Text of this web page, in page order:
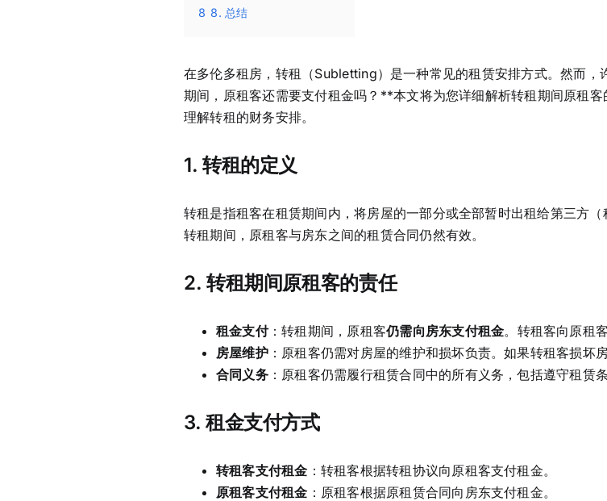
8 8. 总结
在多伦多租房，转租（Subletting）是一种常见的租赁安排方式。然而
期间，原租客还需要支付租金吗？**本文将为您详细解析转租期间原租
理解转租的财务安排。
1. 转租的定义
转租是指租客在租赁期间内，将房屋的一部分或全部暂时出租给第三方
转租期间，原租客与房东之间的租赁合同仍然有效。
2. 转租期间原租客的责任
租金支付：转租期间，原租客仍需向房东支付租金。转租客向原租
房屋维护：原租客仍需对房屋的维护和损坏负责。如果转租客损坏
合同义务：原租客仍需履行租赁合同中的所有义务，包括遵守租赁
3. 租金支付方式
转租客支付租金 ：转租客根据转租协议向原租客支付租金。
原租客支付租金 ：原租客根据原租赁合同向房东支付租金。